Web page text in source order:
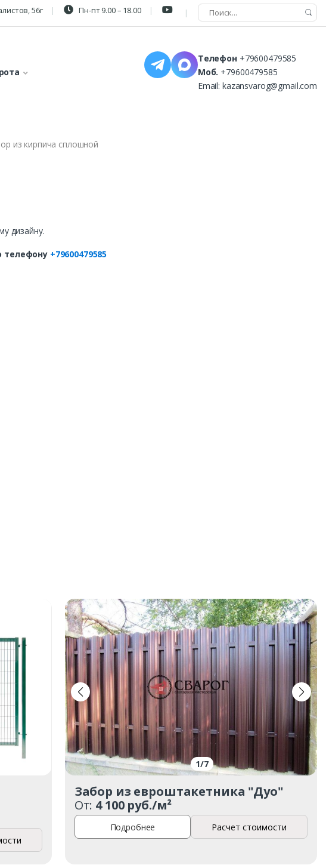
56г Пн-пт 9.00 – 18.00
Телефон +79600479585
Моб. +79600479585
Email: kazansvarog@gmail.com
из кирпича сплошной
дизайну.
телефону +79600479585
1/7
Забор из евроштакетника "Дуо"
От: 4 100 руб./м²
Подробнее Расчет стоимости